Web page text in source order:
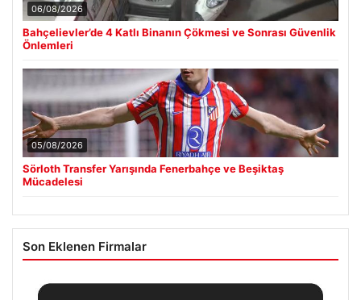
06/08/2026
Bahçelievler’de 4 Katlı Binanın Çökmesi ve Sonrası Güvenlik
Önlemleri
05/08/2026
Sörloth Transfer Yarışında Fenerbahçe ve Beşiktaş
Mücadelesi
Son Eklenen Firmalar